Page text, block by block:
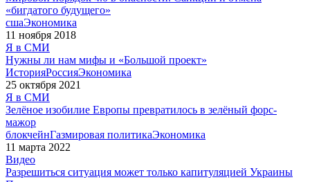
«бигдатого будущего»
сшаЭкономика
11 ноября 2018
Я в СМИ
Нужны ли нам мифы и «Большой проект»
ИсторияРоссияЭкономика
25 октября 2021
Я в СМИ
Зелёное изобилие Европы превратилось в зелёный форс-
мажор
блокчейнГазмировая политикаЭкономика
11 марта 2022
Видео
Разрешиться ситуация может только капитуляцией Украины